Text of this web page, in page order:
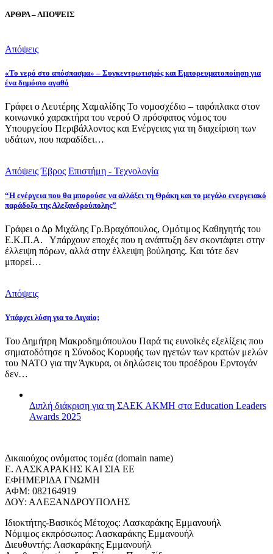
ΑΡΘΡΑ – ΑΠΟΨΕΙΣ
Απόψεις
«Το νερό στο απόσπασμα» – Συγκεντρωτισμός και Εμπορευματοποίηση για
ένα δημόσιο αγαθό
Γράφει ο Λευτέρης Χαμαλίδης Το νομοσχέδιο – ταφόπλακα στον
κοινωνικό χαρακτήρα του νερού Ο πρόσφατος νόμος του
Υπουργείου Περιβάλλοντος και Ενέργειας για τη διαχείριση των
υδάτων, που παραδίδει…
Απόψεις Έβρος Επιστήμη - Τεχνολογία
“Η ενέργεια που θα μπορούσε να αλλάξει τη Θράκη και το μεγάλο ενεργειακό
παράδοξο της Αλεξανδρούπολης”
Γράφει ο Δρ Μιχάλης Γρ.Βραχόπουλος, Ομότιμος Καθηγητής του
Ε.Κ.Π.Α. Υπάρχουν εποχές που η ανάπτυξη δεν σκοντάφτει στην
έλλειψη πόρων, αλλά στην έλλειψη βούλησης. Και τότε δεν
μπορεί…
Απόψεις
Υπάρχει λύση για το Αιγαίο;
Του Δημήτρη Μακροδημόπουλου Παρά τις ευνοϊκές εξελίξεις που
σηματοδότησε η Σύνοδος Κορυφής των ηγετών των κρατών μελών
του ΝΑΤΟ για την Άγκυρα, οι δηλώσεις του προέδρου Ερντογάν
δεν…
Διπλή διάκριση για τη ΣΑΕΚ ΑΚΜΗ στα Education Leaders
Awards 2025
Δικαιούχος ονόματος τομέα (domain name)
Ε. ΛΑΣΚΑΡΑΚΗΣ ΚΑΙ ΣΙΑ ΕΕ
ΕΦΗΜΕΡΙΔΑ ΓΝΩΜΗ
ΑΦΜ: 082164919
ΔΟΥ: ΑΛΕΞΑΝΔΡΟΥΠΟΛΗΣ
Ιδιοκτήτης-Βασικός Μέτοχος: Λασκαράκης Εμμανουήλ
Νόμιμος εκπρόσωπος: Λασκαράκης Εμμανουήλ
Διευθυντής: Λασκαράκης Εμμανουήλ